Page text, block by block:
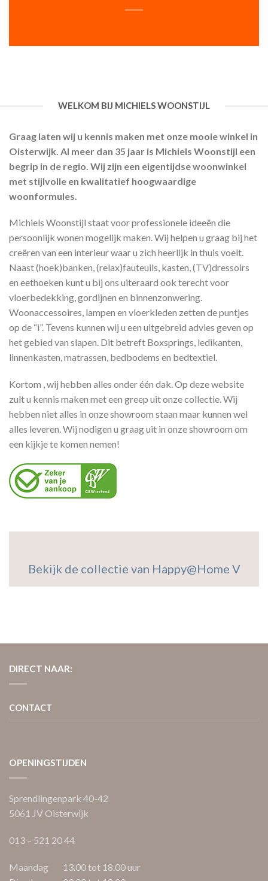
WELKOM BIJ MICHIELS WOONSTIJL
Graag laten wij u kennis maken met onze mooie winkel in
Oisterwijk. Al meer dan 35 jaar is Michiels Woonstijl een
begrip in de regio. Wij zijn een eigentijdse woonwinkel
met stijlvolle en kwalitatief hoogwaardige
woonformules.
Michiels Woonstijl staat voor professionele ideeën die
persoonlijk wonen mogelijk maken. Wij helpen u graag bij het
creëren van een interieur waar u zich heerlijk in thuis voelt.
Naast (hoek)banken, (relax)fauteuils, kasten, (TV)dressoirs
en eethoeken kunt u bij ons uiteraard ook terecht voor
vloerbedekking, gordijnen en binnenzonwering.
Woonaccessoires, lampen en vloerkleden zetten de puntjes
op de “i”. Tevens kunnen wij u een uitgebreid advies geven op
het gebied van slapen. Dit betreft Boxsprings, ledikanten,
linnenkasten, matrassen, bedbodems en bedtextiel.
Kortom , wij hebben alles onder één dak. Op deze website
zult u kennis maken met een greep uit onze collectie. Wij
hebben niet alles in onze showroom staan maar kunnen wel
alles leveren. Wij nodigen u graag uit in onze showroom om
een kijkje te komen nemen!
Bekijk de collectie van Happy@Home V
DIRECT NAAR:
CONTACT
OPENINGSTIJDEN
Sprendlingenpark 40-42
5061 JV Oisterwijk
013 – 521 20 44
Maandag 13.00 tot 18.00 uur